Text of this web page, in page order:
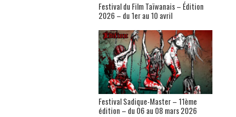
Festival du Film Taïwanais – Édition
2026 – du 1er au 10 avril
Festival Sadique-Master – 11ème
édition – du 06 au 08 mars 2026